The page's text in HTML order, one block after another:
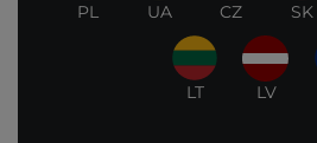
PL UA CZ SK
LT LV